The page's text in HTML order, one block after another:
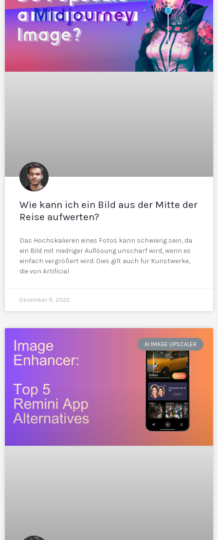
Wie kann ich ein Bild aus der Mitte der
Reise aufwerten?
Das Hochskalieren eines Fotos kann schwierig sein, da
ein Bild mit niedriger Auflösung unscharf wird, wenn es
einfach vergrößert wird. Dies gilt auch für Kunstwerke,
die von Artificial
Dezember 9, 2022
AI IMAGE UPSCALER